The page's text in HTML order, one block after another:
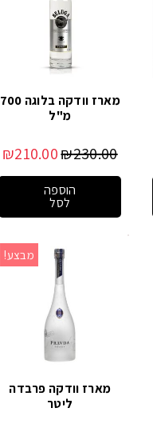
מארז וודקה בלוגה 700
מ"ל
₪230.00
₪210.00
הוספה
לסל
מבצע!
מארז וודקה פרבדה
ליטר